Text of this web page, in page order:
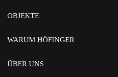
OBJEKTE
WARUM HÖFINGER
ÜBER UNS